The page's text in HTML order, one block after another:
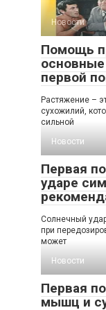
Новости
Помощь
первой
Растяжение –
сухожилий,
сильной
Новости
Первая
ударе
Солнечный
при
может
Новости
Первая
мышц и